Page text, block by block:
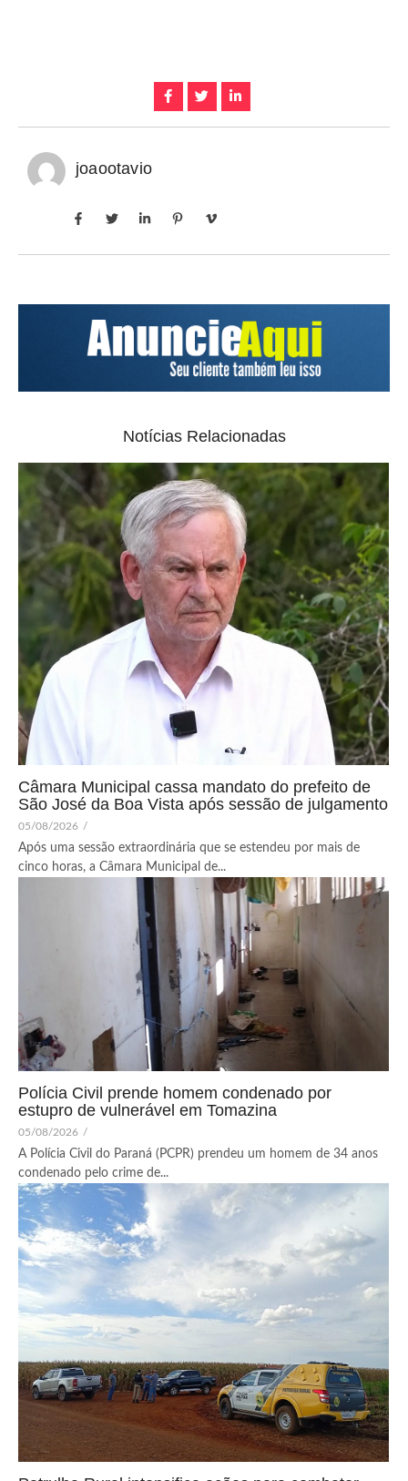
joaootavio
Notícias Relacionadas
Câmara Municipal cassa mandato do prefeito de
São José da Boa Vista após sessão de julgamento
05/08/2026 /
Após uma sessão extraordinária que se estendeu por mais de
cinco horas, a Câmara Municipal de...
Polícia Civil prende homem condenado por
estupro de vulnerável em Tomazina
05/08/2026 /
A Polícia Civil do Paraná (PCPR) prendeu um homem de 34 anos
condenado pelo crime de...